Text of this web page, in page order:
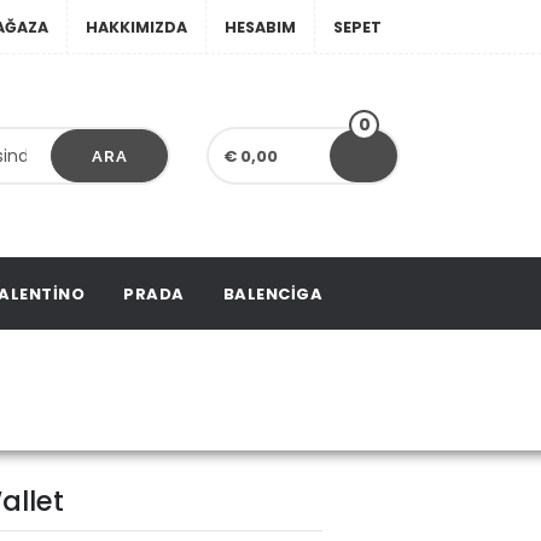
HAKKIMIZDA HESABIM SEPET
ARA € 0,00
0
PRADA BALENCIGA